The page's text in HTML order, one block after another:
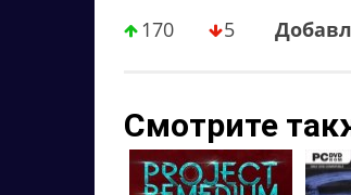
170 5
Смотрите